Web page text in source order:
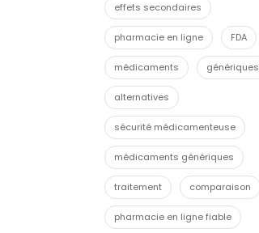
effets secondaires
pharmacie en ligne FDA
médicaments génériques
alternatives
sécurité médicamenteuse
médicaments génériques
traitement comparaison
pharmacie en ligne fiable